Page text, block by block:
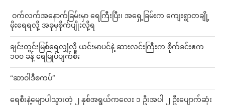
⁩ ⁨ဝက်လက်အနောက်ခြမ်းမှာ ရေကြီးပြီး၊ အရှေ့ခြမ်းက ကျေးရွာတချို့
မိုးရေရလို့ အခုမှစိုက်ပျိုးလို့ရ
ချင်းတွင်းမြစ်ရေလျှံလို့ ယင်းမာပင်နဲ့ ဆားလင်းကြီးက စိုက်ခင်းဧက
၁၀၀ ခန့် ရေမြုပ်ပျက်စီး
“ဆာဝါဒီစကပ်”
ရေစီးနဲ့မျောပါသွားတဲ့ ၂ နှစ်အရွယ်ကလေး ၁ ဦးအပါ ၂ ဦးပျောက်ဆုံး